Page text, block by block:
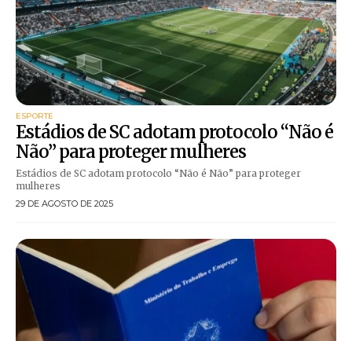
ESPORTE
Estádios de SC adotam protocolo “Não é
Não” para proteger mulheres
Estádios de SC adotam protocolo “Não é Não” para proteger
mulheres
29 DE AGOSTO DE 2025